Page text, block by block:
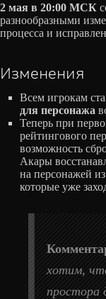
2 мая в 20:00 МСК
разнообразными
процесса и
Изменения
Всем игрокам
для персонажа
Теперь при
рейтингового
возможность
Акары
на персонажей
которые уже
хотим,
простора